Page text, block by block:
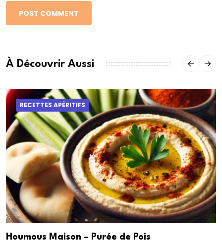
POST COMMENT
À Découvrir Aussi
RECETTES APÉRITIFS
Houmous Maison – Purée de Pois